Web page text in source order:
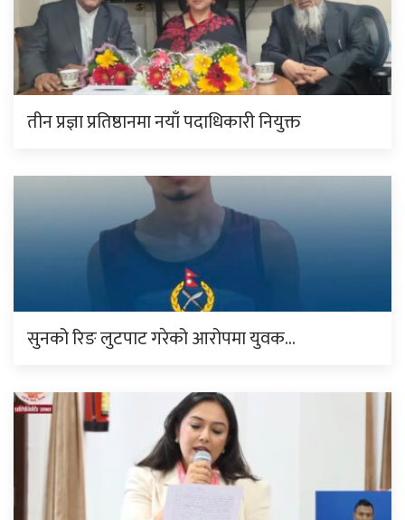
तीन प्रज्ञा प्रतिष्ठानमा नयाँ पदाधिकारी नियुक्त
सुनको रिङ लुटपाट गरेको आरोपमा युवक…